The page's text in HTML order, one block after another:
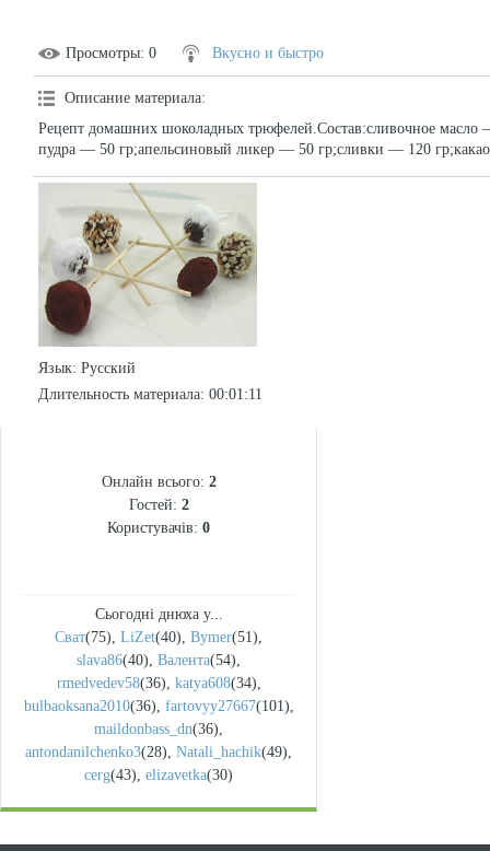
Просмотры: 0 Вкусно и быстро
Описание материала:
Рецепт домашних шоколадных трюфелей.Состав:сливочное масло
пудра — 50 гр;апельсиновый ликер — 50 гр;сливки — 120
Язык: Русский
Длительность материала: 00:01:11
Онлайн всього: 2
Гостей: 2
Користувачів: 0
Сьогодні днюха у...
Сват(75), LiZet(40), Bymer(51),
slava86(40), Валента(54),
rmedvedev58(36), katya608(34),
bulbaoksana2010(36), fartovyy27667(101),
maildonbass_dn(36),
antondanilchenko3(28), Natali_hachik(49),
cerg(43), elizavetka(30)